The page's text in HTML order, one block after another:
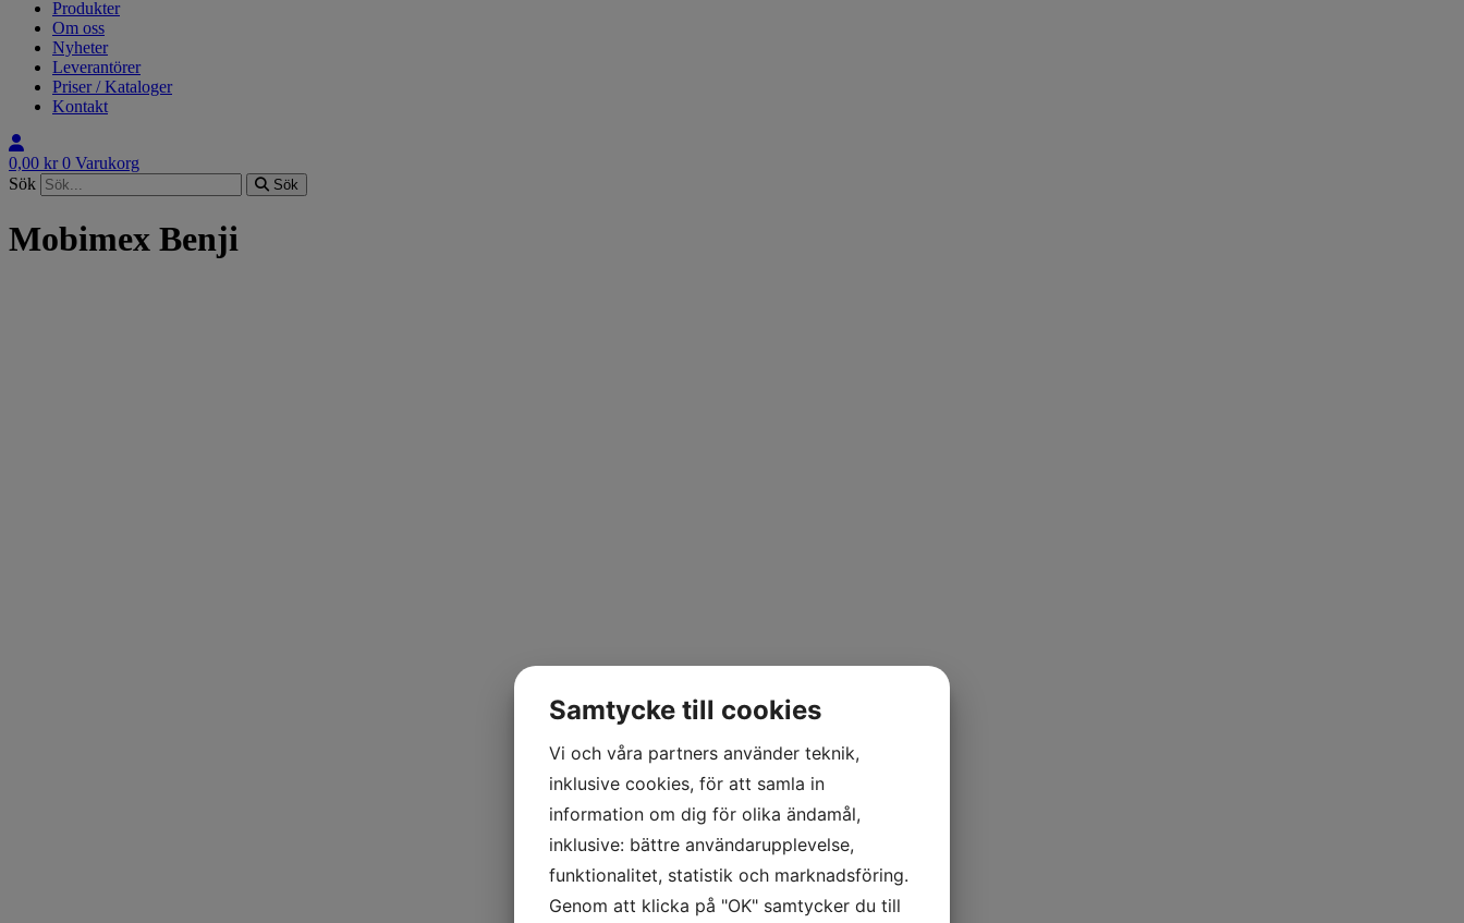
Produkter
Om oss
Nyheter
Leverantörer
Priser / Kataloger
Kontakt
0,00 kr 0 Varukorg
Sök
Sök
Mobimex Benji
Samtycke till cookies
Vi och våra partners använder teknik,
inklusive cookies, för att samla in
information om dig för olika ändamål,
inklusive: bättre användarupplevelse,
funktionalitet, statistik och marknadsföring.
Genom att klicka på "OK" samtycker du till